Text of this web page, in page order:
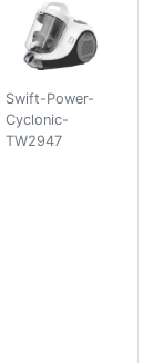
Swift-Power-
Cyclonic-
TW2947